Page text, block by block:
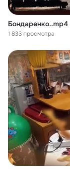
Бондаренко..mp4
1 833 просмотра